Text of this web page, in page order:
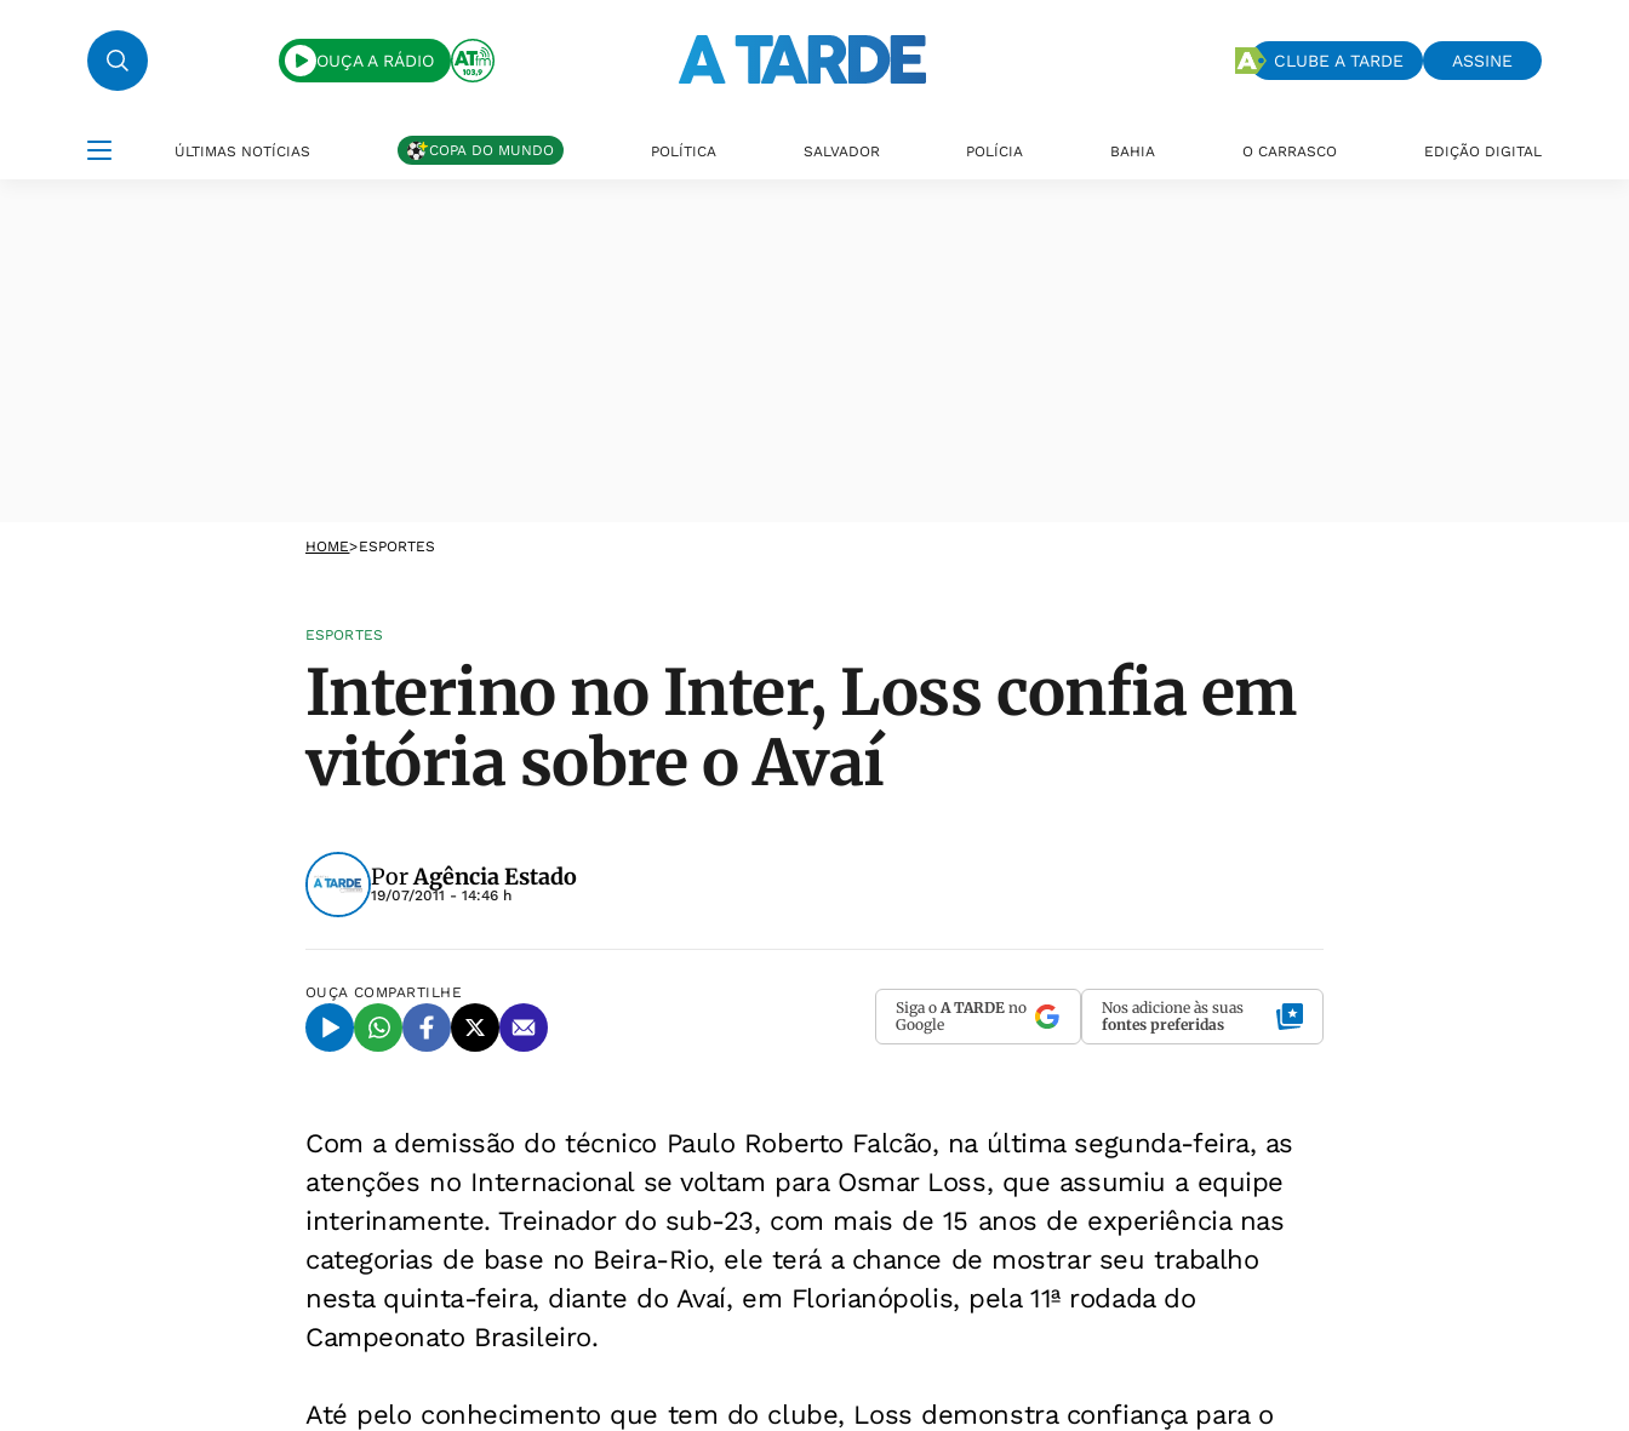
OUÇA A RÁDIO CLUBE A TARDE ASSINE
ÚLTIMAS NOTÍCIAS COPA DO MUNDO POLÍTICA SALVADOR POLÍCIA BAHIA O CARRASCO EDIÇÃO DIGITAL
HOME>ESPORTES
ESPORTES
Interino no Inter, Loss confia em
vitória sobre o Avaí
PorAgência Estado
19/07/2011 - 14:46 h
OUÇA COMPARTILHE
Siga o A TARDE no
Google
Nos adicione às suas
fontes preferidas
Com a demissão do técnico Paulo Roberto Falcão, na última segunda-feira, as
atenções no Internacional se voltam para Osmar Loss, que assumiu a equipe
interinamente. Treinador do sub-23, com mais de 15 anos de experiência nas
categorias de base no Beira-Rio, ele terá a chance de mostrar seu trabalho
nesta quinta-feira, diante do Avaí, em Florianópolis, pela 11ª rodada do
Campeonato Brasileiro.
Até pelo conhecimento que tem do clube, Loss demonstra confiança para o